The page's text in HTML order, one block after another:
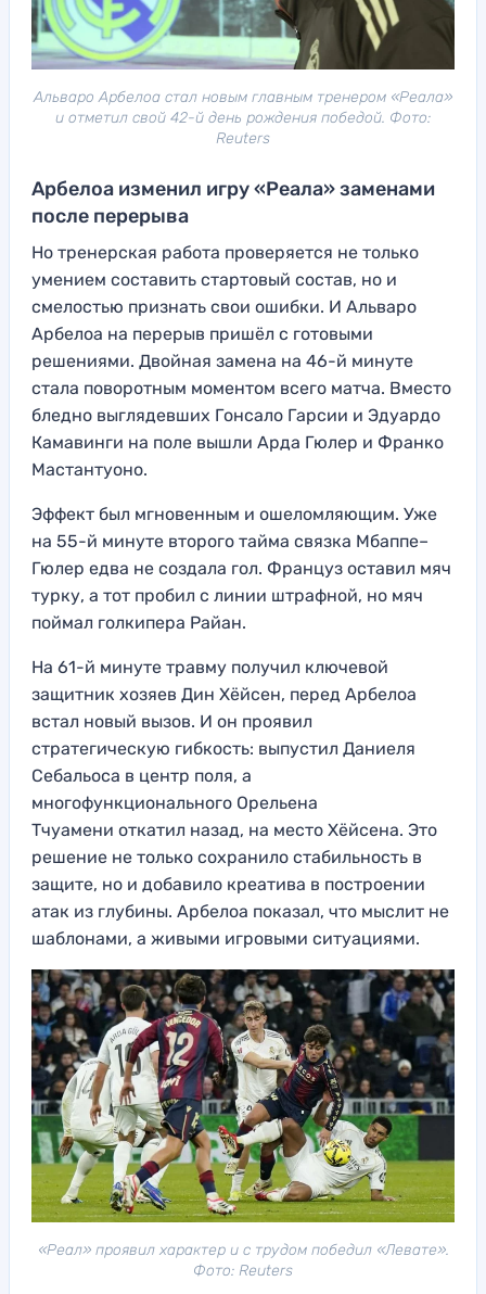
Альваро Арбелоа стал новым главным тренером «Реала»
и отметил свой 42-й день рождения победой. Фото:
Reuters
Арбелоа изменил игру «Реала» заменами
после перерыва
Но тренерская работа проверяется не только
умением составить стартовый состав, но и
смелостью признать свои ошибки. И Альваро
Арбелоа на перерыв пришёл с готовыми
решениями. Двойная замена на 46-й минуте
стала поворотным моментом всего матча. Вместо
бледно выглядевших Гонсало Гарсии и Эдуардо
Камавинги на поле вышли Арда Гюлер и Франко
Мастантуоно.
Эффект был мгновенным и ошеломляющим. Уже
на 55-й минуте второго тайма связка Мбаппе–
Гюлер едва не создала гол. Француз оставил мяч
турку, а тот пробил с линии штрафной, но мяч
поймал голкипера Райан.
На 61-й минуте травму получил ключевой
защитник хозяев Дин Хёйсен, перед Арбелоа
встал новый вызов. И он проявил
стратегическую гибкость: выпустил Даниеля
Себальоса в центр поля, а
многофункционального Орельена
Тчуамени откатил назад, на место Хёйсена. Это
решение не только сохранило стабильность в
защите, но и добавило креатива в построении
атак из глубины. Арбелоа показал, что мыслит не
шаблонами, а живыми игровыми ситуациями.
«Реал» проявил характер и с трудом победил «Левате».
Фото: Reuters